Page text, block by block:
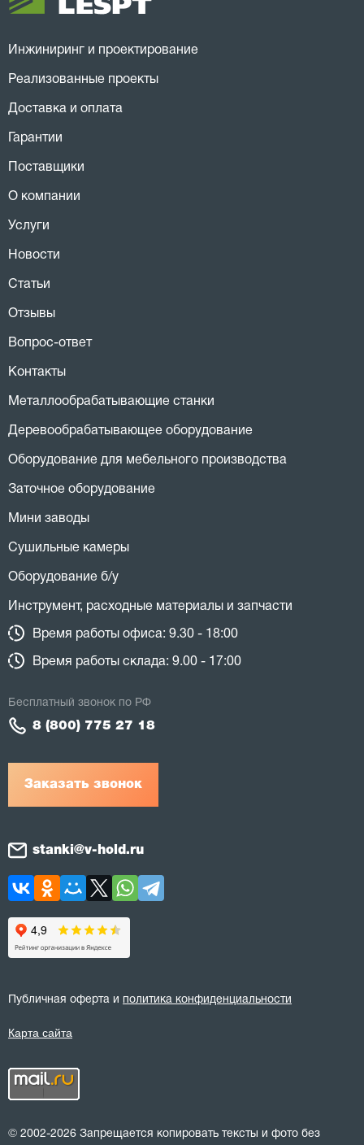
Инжиниринг и проектирование
Реализованные проекты
Доставка и оплата
Гарантии
Поставщики
О компании
Услуги
Новости
Статьи
Отзывы
Вопрос-ответ
Контакты
Металлообрабатывающие станки
Деревообрабатывающее оборудование
Оборудование для мебельного производства
Заточное оборудование
Мини заводы
Сушильные камеры
Оборудование б/у
Инструмент, расходные материалы и запчасти
Время работы офиса: 9.30 - 18:00
Время работы склада: 9.00 - 17:00
Заказать звонок
Бесплатный звонок по РФ
8 (800) 775 27 18
stanki@v-hold.ru
Публичная оферта и политика конфиденциальности
Карта сайта
© 2002-2026 Запрещается копировать тексты и фото без